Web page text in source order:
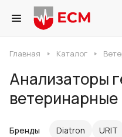
Главная Каталог
Анализаторы
ветеринарные
Бренды Diatron URIT